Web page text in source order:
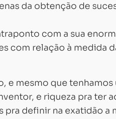
da obtenção de
com a sua
com relação à medida
e mesmo que tenhamos
e riqueza pra ter
definir na exatidão a